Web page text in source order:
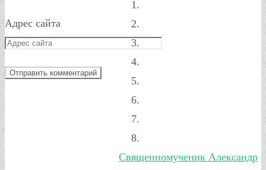
Адрес сайта
Священномученик Александр